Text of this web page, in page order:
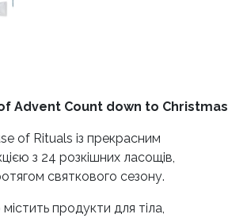
Advent Count down to Christmas
of Rituals із прекрасним
з 24 розкішних ласощів,
святкового сезону.
продукти для тіла,